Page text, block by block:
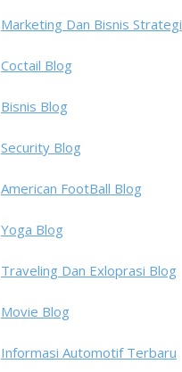
Marketing Dan Bisnis Strategi
Coctail Blog
Bisnis Blog
Security Blog
American FootBall Blog
Yoga Blog
Traveling Dan Exloprasi Blog
Movie Blog
Informasi Automotif Terbaru